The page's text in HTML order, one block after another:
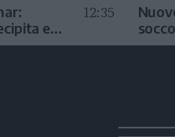
e
12:35